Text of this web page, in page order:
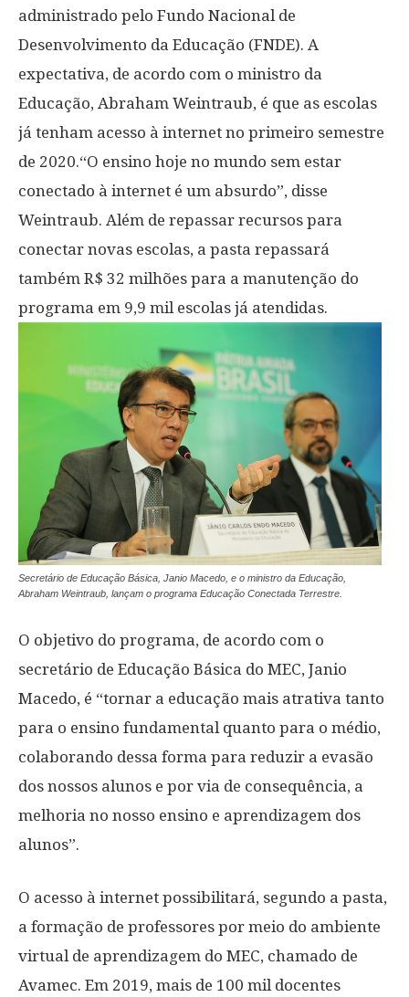
administrado pelo Fundo Nacional de
Desenvolvimento da Educação (FNDE). A
expectativa, de acordo com o ministro da
Educação, Abraham Weintraub, é que as escolas
já tenham acesso à internet no primeiro semestre
de 2020.“O ensino hoje no mundo sem estar
conectado à internet é um absurdo”, disse
Weintraub. Além de repassar recursos para
conectar novas escolas, a pasta repassará
também R$ 32 milhões para a manutenção do
programa em 9,9 mil escolas já atendidas.
Secretário de Educação Básica, Janio Macedo, e o ministro da Educação,
Abraham Weintraub, lançam o programa Educação Conectada Terrestre.
O objetivo do programa, de acordo com o
secretário de Educação Básica do MEC, Janio
Macedo, é “tornar a educação mais atrativa tanto
para o ensino fundamental quanto para o médio,
colaborando dessa forma para reduzir a evasão
dos nossos alunos e por via de consequência, a
melhoria no nosso ensino e aprendizagem dos
alunos”.
O acesso à internet possibilitará, segundo a pasta,
a formação de professores por meio do ambiente
virtual de aprendizagem do MEC, chamado de
Avamec. Em 2019, mais de 100 mil docentes